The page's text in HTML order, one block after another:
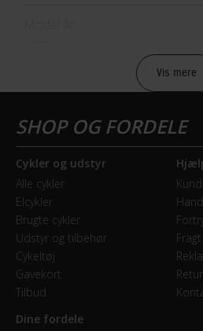
muligheder for delbetaling,
op i mindre bidder.
BREMSER
Bagbremse
Fodbremse
Forbremse
Mekanisk fælgbremse
GEAR
Drivlinje
Kædetræk
Vis mere
Cykler og udstyr
Alle cykler
Elcykler
Brugte cykler
Udstyr og tilbehør
Cykeltøj
Gavekort
Tilbud
Dine fordele